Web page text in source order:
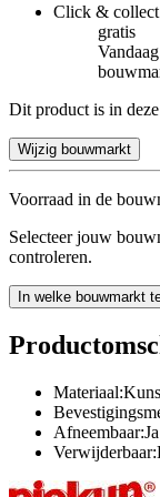
Click & collect
gratis
Dit product is in
Wijzig bouwmarkt
Voorraad in de
Selecteer jouw
controleren.
In welke bouwmarkt
Afneembaar:Ja